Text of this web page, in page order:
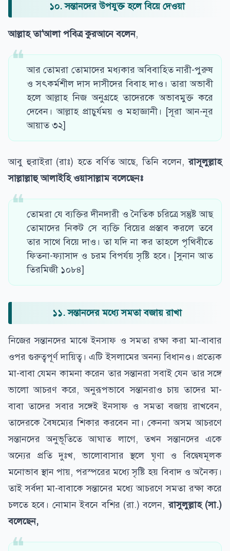
১০. সন্তানদের উপযুক্ত হলে বিয়ে দেওয়া
আল্লাহ তা'আলা পবিত্র কুরআনে বলেন,
আর তোমরা তোমাদের মধ্যকার অবিবাহিত নারী-পুরুষ
ও সৎকর্মশীল দাস দাসীদের বিবাহ দাও। তারা অভাবী
হলে আল্লাহ নিজ অনুগ্রহে তাদেরকে অভাবমুক্ত করে
দেবেন। আল্লাহ প্রাচুর্যময় ও মহাজ্ঞানী। [সূরা আন-নূর
আয়াত ৩২]
আবু হুরাইরা (রাঃ) হতে বর্ণিত আছে, তিনি বলেন,রাসূলুল্লাহ
সাল্লাল্লাহু আলাইহি ওয়াসাল্লাম বলেছেনঃ
তোমরা যে ব্যক্তির দীনদারী ও নৈতিক চরিত্রে সন্তুষ্ট আছ
তোমাদের নিকট সে ব্যক্তি বিয়ের প্রস্তাব করলে তবে
তার সাথে বিয়ে দাও। তা যদি না কর তাহলে পৃথিবীতে
ফিতনা-ফ্যাসাদ ও চরম বিপর্যয় সৃষ্টি হবে। [সুনান আত
তিরমিজী ১০৮৪]
১১. সন্তানদের মধ্যে সমতা বজায় রাখা
নিজের সন্তানদের মাঝে ইনসাফ ও সমতা রক্ষা করা মা-বাবার
ওপর গুরুত্বপূর্ণ দায়িত্ব। এটি ইসলামের অনন্য বিধানও। প্রত্যেক
মা-বাবা যেমন কামনা করেন তার সন্তানরা সবাই যেন তার সঙ্গে
ভালো আচরণ করে, অনুরূপভাবে সন্তানরাও চায় তাদের মা-
বাবা তাদের সবার সঙ্গেই ইনসাফ ও সমতা বজায় রাখবেন,
তাদেরকে বৈষম্যের শিকার করবেন না। কেননা অসম আচরণে
সন্তানদের অনুভূতিতে আঘাত লাগে, তখন সন্তানদের একে
অন্যের প্রতি দুঃখ, ভালোবাসার স্থলে ঘৃণা ও বিদ্বেষমূলক
মনোভাব স্থান পায়, পরস্পরের মধ্যে সৃষ্টি হয় বিবাদ ও অনৈক্য।
তাই সর্বদা মা-বাবাকে সন্তানের মধ্যে আচরণে সমতা রক্ষা করে
চলতে হবে। নোমান ইবনে বশির (রা.) বলেন,রাসুলুল্লাহ (সা.)
বলেছেন,